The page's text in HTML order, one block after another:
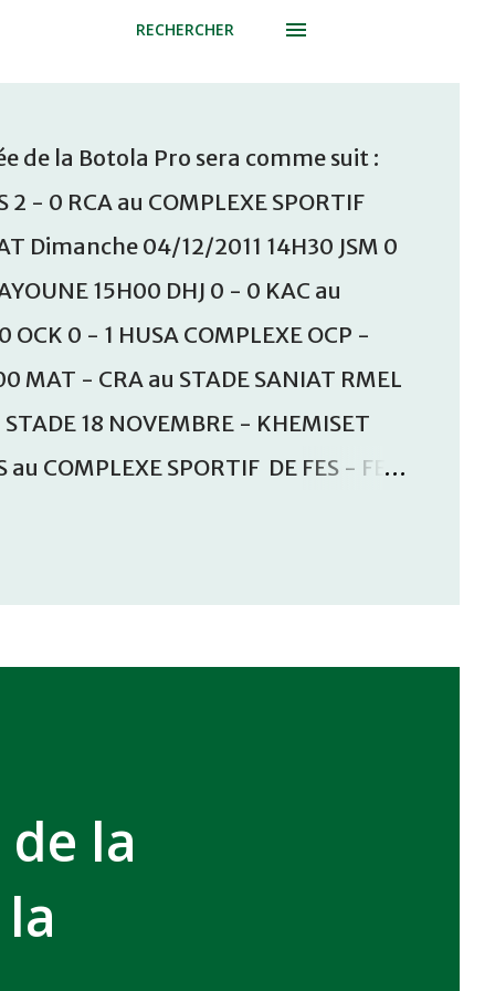
RECHERCHER
de la Botola Pro sera comme suit :
- 0 RCA au COMPLEXE SPORTIF
Dimanche 04/12/2011 14H30 JSM 0
15H00 DHJ 0 - 0 KAC au
OCK 0 - 1 HUSA COMPLEXE OCP -
MAT - CRA au STADE SANIAT RMEL
18 NOVEMBRE - KHEMISET
COMPLEXE SPORTIF DE FES - FES
la